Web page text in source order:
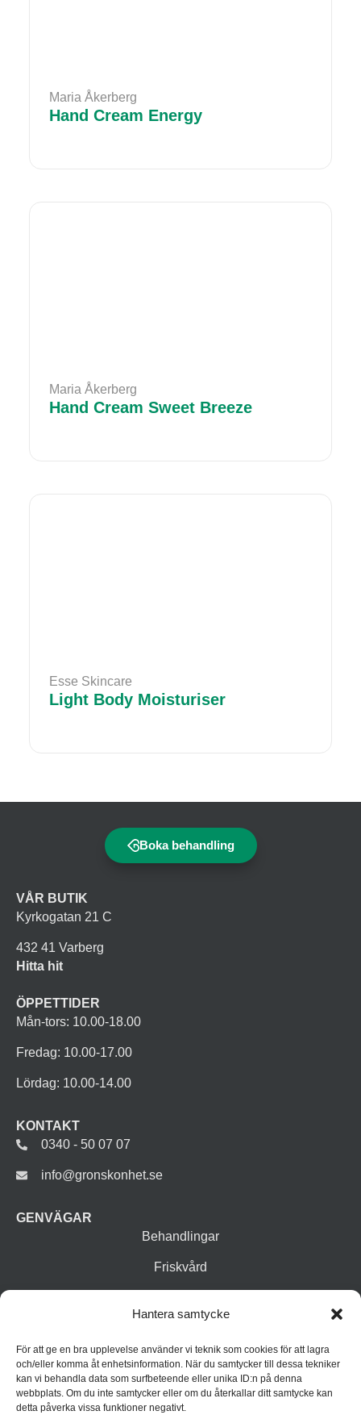
Hantera samtycke
För att ge en bra upplevelse använder vi teknik som cookies för att lagra
och/eller komma åt enhetsinformation. När du samtycker till dessa tekniker
kan vi behandla data som surfbeteende eller unika ID:n på denna
webbplats. Om du inte samtycker eller om du återkallar ditt samtycke kan
detta påverka vissa funktioner negativt.
Maria Åkerberg
Hand Cream Energy
Maria Åkerberg
Hand Cream Sweet Breeze
Esse Skincare
Light Body Moisturiser
Boka behandling
VÅR BUTIK
Kyrkogatan 21 C
432 41 Varberg
Hitta hit
ÖPPETTIDER
Mån-tors: 10.00-18.00
Fredag: 10.00-17.00
Lördag: 10.00-14.00
KONTAKT
0340 - 50 07 07
info@gronskonhet.se
GENVÄGAR
Behandlingar
Friskvård
Inspiration